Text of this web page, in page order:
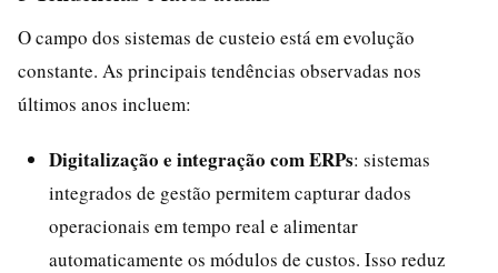
O campo dos sistemas de custeio está em evolução
constante. As principais tendências observadas nos
últimos anos incluem:
Digitalização e integração com ERPs: sistemas
integrados de gestão permitem capturar dados
operacionais em tempo real e alimentar
automaticamente os módulos de custos. Isso reduz